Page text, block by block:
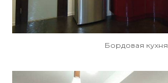
Бордовая кухня